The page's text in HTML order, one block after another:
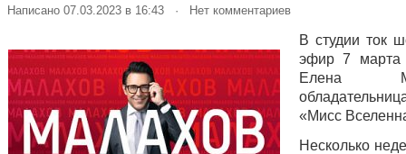
Написано 07.03.2023 в 16:43 · Нет комментариев
В студии ток
эфир 7 марта
Елена
«Мисс
Несколько